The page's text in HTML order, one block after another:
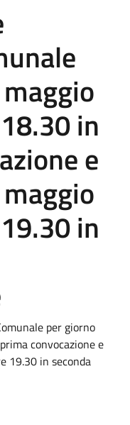
in
e
in
per giorno
convocazione e
19.30 in seconda